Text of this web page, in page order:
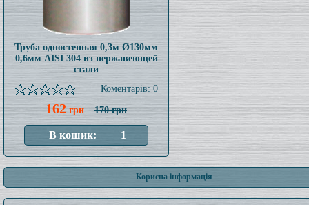
Труба одностенная 0,3м Ø130мм
0,6мм AISI 304 из нержавеющей
стали
Коментарів: 0
162 грн 170 грн
Корисна інформація